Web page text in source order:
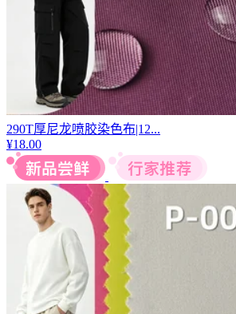
290T厚尼龙喷胶染色布|12...
¥18.00